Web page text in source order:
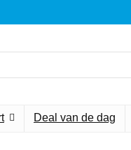
Deal van de dag